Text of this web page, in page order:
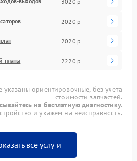
3020 р
2020 р
2020 р
платы 2220 р
указаны ориентировочные, без учета
стоимости запчастей.
на бесплатную диагностику.
и укажем на неисправность.
все услуги